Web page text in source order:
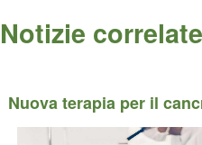
Notizie correlate
Nuova terapia per il